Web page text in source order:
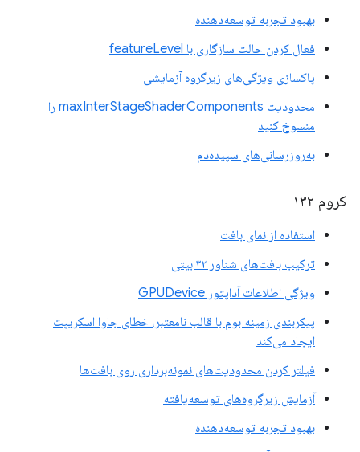
بهبود تجربه توسعه‌دهنده
فعال کردن حالت سازگاری با featureLevel
پاکسازی ویژگی‌های زیرگروه آزمایشی
محدودیت maxInterStageShaderComponents را
منسوخ کنید
به‌روزرسانی‌های سپیده‌دم
کروم ۱۳۲
استفاده از نمای بافت
ترکیب بافت‌های شناور ۳۲ بیتی
ویژگی اطلاعات آداپتور GPUDevice
پیکربندی زمینه بوم با قالب نامعتبر، خطای جاوا اسکریپت
ایجاد می‌کند
فیلتر کردن محدودیت‌های نمونه‌برداری روی بافت‌ها
آزمایش زیرگروه‌های توسعه‌یافته
بهبود تجربه توسعه‌دهنده